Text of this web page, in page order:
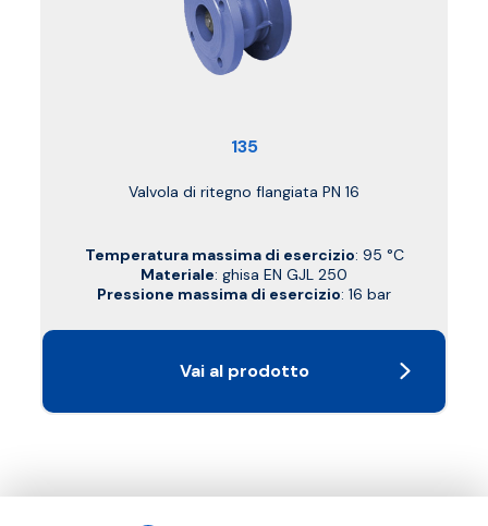
135
Valvola di ritegno flangiata PN 16
Temperatura massima di esercizio: 95 °C
Materiale: ghisa EN GJL 250
Pressione massima di esercizio: 16 bar
Vai al prodotto